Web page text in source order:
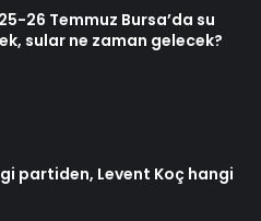
26 Temmuz Bursa’da su
sular ne zaman gelecek?
partiden, Levent Koç hangi